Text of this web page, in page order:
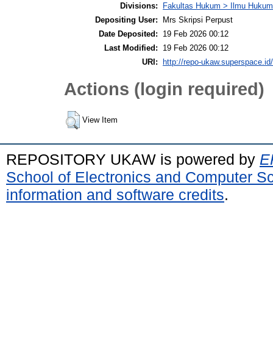
Divisions:
Fakultas Hukum > Ilmu Hukum
Depositing User:
Mrs Skripsi Perpust
Date Deposited:
19 Feb 2026 00:12
Last Modified:
19 Feb 2026 00:12
URI:
http://repo-
Actions (login required)
View Item
REPOSITORY UKAW is powered by
School of Electronics and Computer
information and software credits.